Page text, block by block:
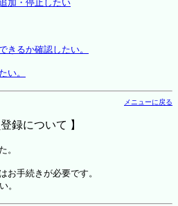
加・停止したい
きるか確認したい。
い。
メニューに戻る
登録について 】
。
お手続きが必要です。
。